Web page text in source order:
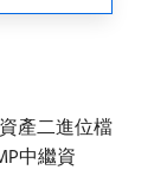
產二進位檔
中繼資